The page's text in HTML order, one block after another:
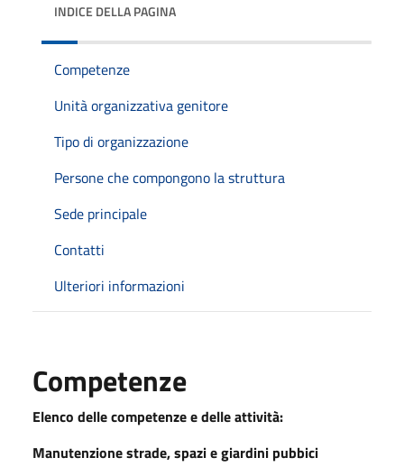
INDICE DELLA PAGINA
Competenze
Unità organizzativa genitore
Tipo di organizzazione
Persone che compongono la struttura
Sede principale
Contatti
Ulteriori informazioni
Competenze
Elenco delle competenze e delle attività:
Manutenzione strade, spazi e giardini pubbici